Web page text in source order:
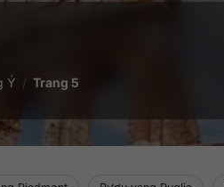
Ý / Trang 5